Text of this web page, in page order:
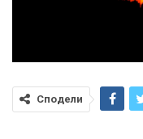
Сподели